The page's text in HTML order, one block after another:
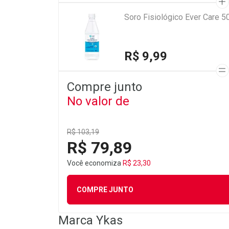
Soro Fisiológico Ever Care
R$ 9,99
Compre junto
No valor de
R$ 103,19
R$ 79,89
Você economiza R$ 23,30
COMPRE JUNTO
Marca Ykas